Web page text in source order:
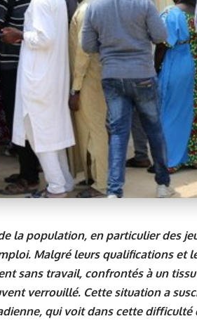
la population, en particulier des
Malgré leurs qualifications et
sans travail, confrontés à un
verrouillé. Cette situation a
qui voit dans cette difficulté